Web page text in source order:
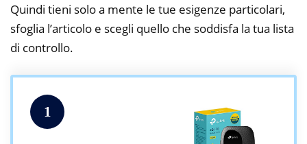
Quindi tieni solo a mente le tue esigenze particolari,
sfoglia l’articolo e scegli quello che soddisfa la tua lista
di controllo.
1